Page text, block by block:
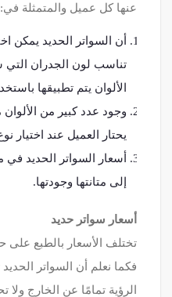
عنها كل عميل والمتمثلة في:
أن السواتر الحديد يمكن
تناسب لون الجدران
الألوان يتم تطبيقها
وجود عدد كبير من الألوان
يحتار العميل عند اختيار
أسعار السواتر الحديد في
إلى متانتها وجودتها.
أسعار سواتر حديد
تختلف الأسعار بالطبع على
فكما نعلم أن السواتر
الرؤية تمامًا عن الخارج ولا